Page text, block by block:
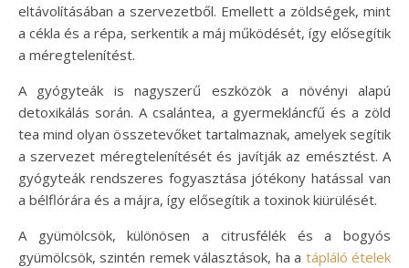
eltávolításában a szervezetből. Emellett a zöldségek, mint
a cékla és a répa, serkentik a máj működését, így elősegítik
a méregtelenítést.
A gyógyteák is nagyszerű eszközök a növényi alapú
detoxikálás során. A csalántea, a gyermekláncfű és a zöld
tea mind olyan összetevőket tartalmaznak, amelyek segítik
a szervezet méregtelenítését és javítják az emésztést. A
gyógyteák rendszeres fogyasztása jótékony hatással van
a bélflórára és a májra, így elősegítik a toxinok kiürülését.
A gyümölcsök, különösen a citrusfélék és a bogyós
gyümölcsök, szintén remek választások, ha a tápláló ételek